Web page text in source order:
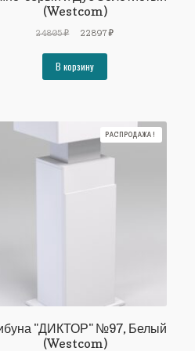
(Westcom)
24805₽
Первоначальная
24805₽.
22897₽Текущая
В корзину
"ДИКТОР" №97, Белый
(Westcom)
РАСПРОДАЖА!